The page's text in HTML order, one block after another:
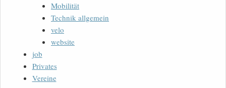
Mobilität
Technik allgemein
velo
website
job
Privates
Vereine